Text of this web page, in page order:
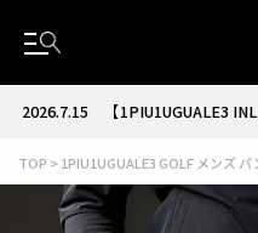
2026.7.15【1PIU1UGUALE3
TOP 1PIU1UGUALE3 GOLF メンズ パ